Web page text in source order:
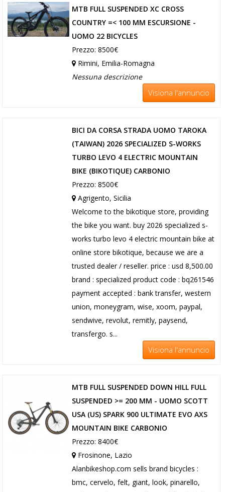
MTB FULL SUSPENDED XC CROSS
COUNTRY =< 100 MM ESCURSIONE -
UOMO 22 BICYCLES
Prezzo: 8500€
Rimini, Emilia-Romagna
Nessuna descrizione
Visiona l'annuncio
BICI DA CORSA STRADA UOMO TAROKA
(TAIWAN) 2026 SPECIALIZED S-WORKS
TURBO LEVO 4 ELECTRIC MOUNTAIN
BIKE (BIKOTIQUE) CARBONIO
Prezzo: 8500€
Agrigento, Sicilia
Welcome to the bikotique store, providing
the bike you want. buy 2026 specialized s-
works turbo levo 4 electric mountain bike at
online store bikotique, because we are a
trusted dealer / reseller. price : usd 8,500.00
brand : specialized product code : bq261546
payment accepted : bank transfer, western
union, moneygram, wise, xoom, paypal,
sendwive, revolut, remitly, paysend,
transfergo. s...
Visiona l'annuncio
MTB FULL SUSPENDED DOWN HILL FULL
SUSPENDED >= 200 MM - UOMO SCOTT
USA (US) SPARK 900 ULTIMATE EVO AXS
MOUNTAIN BIKE CARBONIO
Prezzo: 8400€
Frosinone, Lazio
Alanbikeshop.com sells brand bicycles :
bmc, cervelo, felt, giant, look, pinarello,